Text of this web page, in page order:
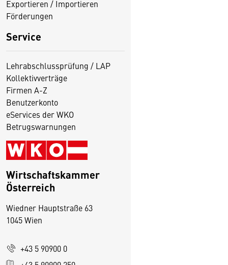
Exportieren / Importieren
Förderungen
Service
Lehrabschlussprüfung / LAP
Kollektivverträge
Firmen A-Z
Benutzerkonto
eServices der WKO
Betrugswarnungen
Wirtschaftskammer
Österreich
Wiedner Hauptstraße 63
1045 Wien
+43 5 90900 0
D
i